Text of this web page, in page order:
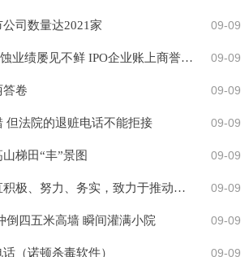
09-09
司数量达2021家
09-09
宋清辉：A股商誉侵蚀业绩屡见不鲜 IPO企业账上商誉是监管层关注重点
09-09
答卷
09-09
但法院的退赃电话不能拒接
09-09
梯田“丰”景图
09-09
证通电子：公司一直积极、努力、务实，致力于推动主业做强做精，以更好的业绩来回报投资者
09-09
倒四五米高墙 瞬间灌满小院
09-09
（诺顿杀毒软件）